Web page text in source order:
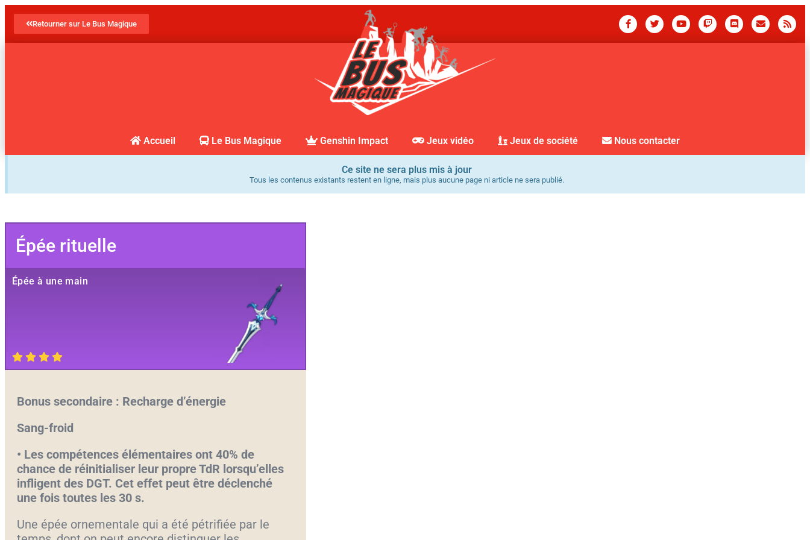
Retourner sur Le Bus Magique
Accueil Le Bus Magique Genshin Impact Jeux vidéo Jeux de société Nous contacter
Ce site ne sera plus mis à jour
Tous les contenus existants restent en ligne, mais plus aucune page ni article ne sera publié.
Épée rituelle
Épée à une main
Bonus secondaire : Recharge d’énergie
Sang-froid
• Les compétences élémentaires ont 40% de
chance de réinitialiser leur propre TdR lorsqu’elles
infligent des DGT. Cet effet peut être déclenché
une fois toutes les 30 s.
Une épée ornementale qui a été pétrifiée par le